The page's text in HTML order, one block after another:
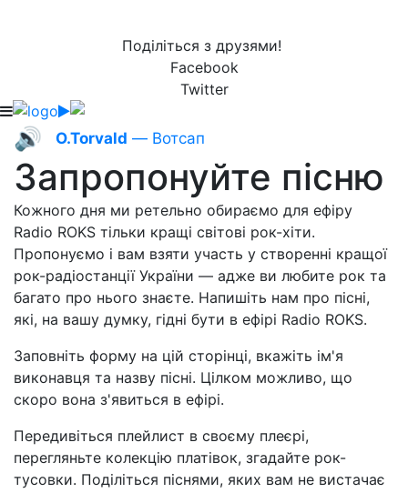
Поділіться з друзями!
Facebook
Twitter
🔊 O.Torvald — Вотсап
Запропонуйте пісню
Кожного дня ми ретельно обираємо для ефіру
Radio ROKS тільки кращі світові рок-хіти.
Пропонуємо і вам взяти участь у створенні кращої
рок-радіостанції України — адже ви любите рок та
багато про нього знаєте. Напишіть нам про пісні,
які, на вашу думку, гідні бути в ефірі Radio ROKS.
Заповніть форму на цій сторінці, вкажіть ім'я
виконавця та назву пісні. Цілком можливо, що
скоро вона з'явиться в ефірі.
Передивіться плейлист в своєму плеєрі,
перегляньте колекцію платівок, згадайте рок-
тусовки. Поділіться піснями, яких вам не вистачає